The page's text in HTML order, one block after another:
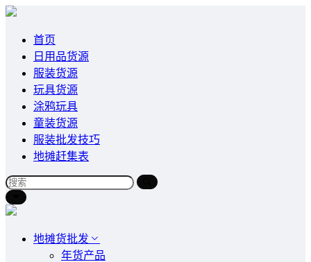
首页
日用品货源
服装货源
玩具货源
涂鸦玩具
童装货源
服装批发技巧
地摊赶集表
地摊货批发
年货产品